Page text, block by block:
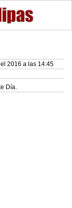
2016 a las 14:45
Día.